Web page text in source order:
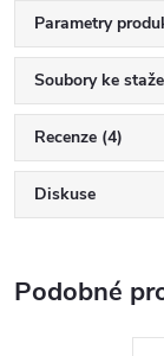
Parametry
Soubory ke
Recenze (4)
Diskuse